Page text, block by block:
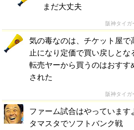
まだ大丈夫
阪神タイガ
気の毒なのは、チケット屋で
止になり定価で買い戻しとな
転売ヤーから買うのはおすす
された
阪神タイガ
ファーム試合はやっています
タマスタでソフトバンク戦